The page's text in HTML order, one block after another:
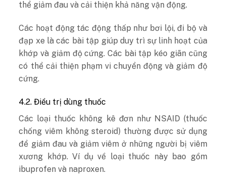
thể giảm đau và cải thiện khả năng vận động.
Các hoạt động tác động thấp như bơi lội, đi bộ và
đạp xe là các bài tập giúp duy trì sự linh hoạt của
khớp và giảm độ cứng. Các bài tập kéo giãn cũng
có thể cải thiện phạm vi chuyển động và giảm độ
cứng.
4.2. Điều trị dùng thuốc
Các loại thuốc không kê đơn như NSAID (thuốc
chống viêm không steroid) thường được sử dụng
để giảm đau và giảm viêm ở những người bị viêm
xương khớp. Ví dụ về loại thuốc này bao gồm
ibuprofen và naproxen.